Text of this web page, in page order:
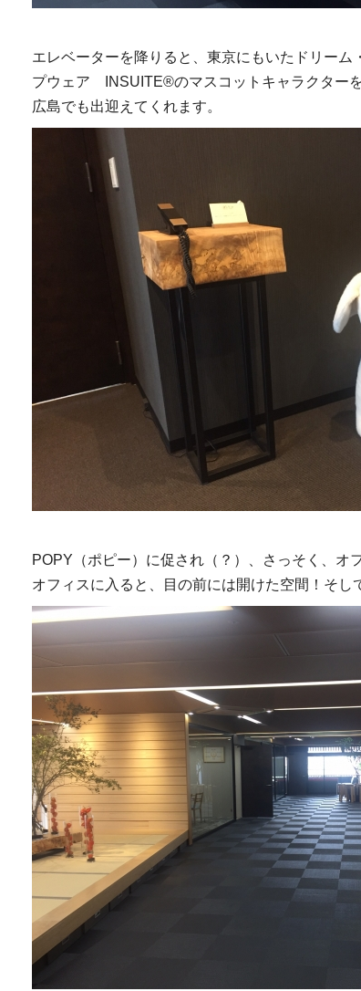
エレベーターを降りると、東京にもいたドリーム
プウェア INSUITE®のマスコットキャラクター
広島でも出迎えてくれます。
POPY（ポピー）に促され（？）、さっそく、オ
オフィスに入ると、目の前には開けた空間！そし